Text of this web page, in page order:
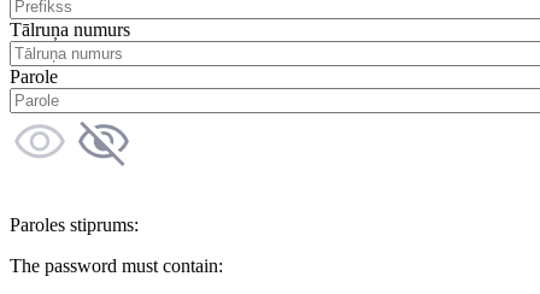
Tālruņa numurs
Parole
Paroles stiprums:
The password must contain: